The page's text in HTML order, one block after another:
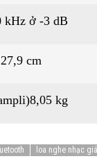
kHz ở -3 dB
cm
kg
loa nghe nhạc